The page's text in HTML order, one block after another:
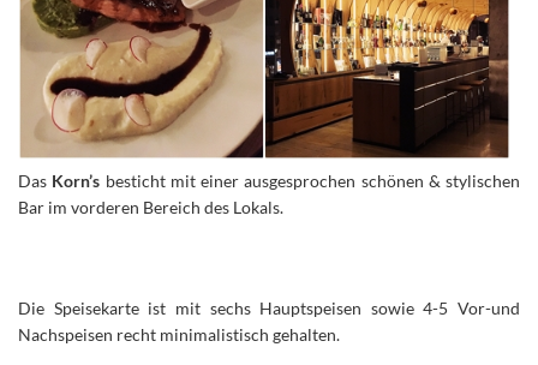
Das Korn’s besticht mit einer ausgesprochen schönen & stylischen
Bar im vorderen Bereich des Lokals.
Die Speisekarte ist mit sechs Hauptspeisen sowie 4-5 Vor-und
Nachspeisen recht minimalistisch gehalten.